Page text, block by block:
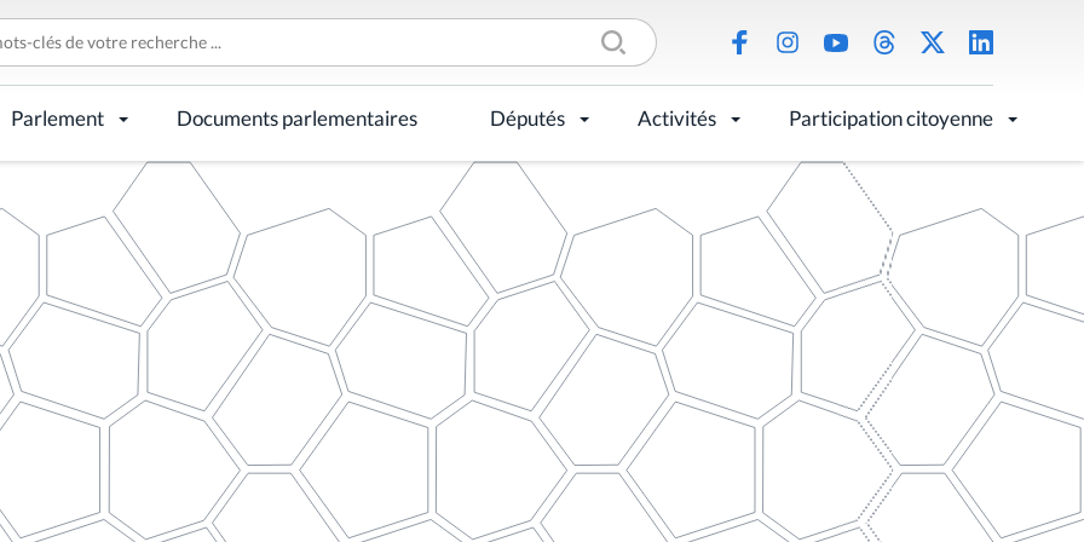
Parlement Documents parlementaires Députés Activités Participation citoyenne